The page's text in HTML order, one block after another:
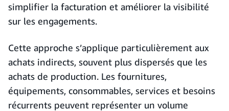
simplifier la facturation et améliorer la visibilité
sur les engagements.
Cette approche s’applique particulièrement aux
achats indirects, souvent plus dispersés que les
achats de production. Les fournitures,
équipements, consommables, services et besoins
récurrents peuvent représenter un volume